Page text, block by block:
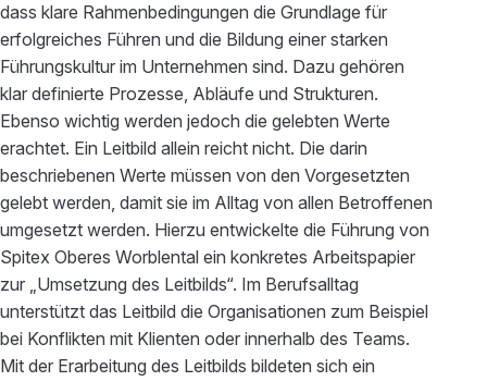
dass klare Rahmenbedingungen die Grundlage für
erfolgreiches Führen und die Bildung einer starken
Führungskultur im Unternehmen sind. Dazu gehören
klar definierte Prozesse, Abläufe und Strukturen.
Ebenso wichtig werden jedoch die gelebten Werte
erachtet. Ein Leitbild allein reicht nicht. Die darin
beschriebenen Werte müssen von den Vorgesetzten
gelebt werden, damit sie im Alltag von allen Betroffenen
umgesetzt werden. Hierzu entwickelte die Führung von
Spitex Oberes Worblental ein konkretes Arbeitspapier
zur „Umsetzung des Leitbilds“. Im Berufsalltag
unterstützt das Leitbild die Organisationen zum Beispiel
bei Konflikten mit Klienten oder innerhalb des Teams.
Mit der Erarbeitung des Leitbilds bildeten sich ein